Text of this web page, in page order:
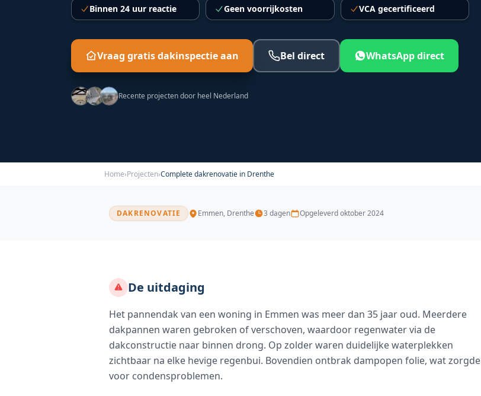
Binnen 24 uur reactie Geen voorrijkosten VCA gecertificeerd
Vraag gratis dakinspectie aan Bel direct WhatsApp direct
Recente projecten door heel Nederland
Home›Projecten›Complete dakrenovatie in Drenthe
DAKRENOVATIE Emmen, Drenthe 3 dagen Opgeleverdoktober 2024
De uitdaging
Het pannendak van een woning in Emmen was meer dan 35 jaar oud. Meerdere
dakpannen waren gebroken of verschoven, waardoor regenwater via de
dakconstructie naar binnen drong. Op zolder waren duidelijke waterplekken
zichtbaar na elke hevige regenbui. Bovendien ontbrak dampopen folie, wat zorgde
voor condens­problemen.